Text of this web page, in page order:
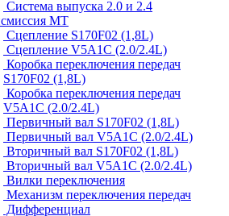
Система выпуска 2.0 и 2.4
МТ
Сцепление S170F02 (1,8L)
Сцепление V5A1C (2.0/2.4L)
Коробка переключения передач
S170F02 (1,8L)
Коробка переключения передач
V5A1C (2.0/2.4L)
Первичный вал S170F02 (1,8L)
Первичный вал V5A1C (2.0/2.4L)
Вторичный вал S170F02 (1,8L)
Вторичный вал V5A1C (2.0/2.4L)
Вилки переключения
Механизм переключения передач
Дифференциал